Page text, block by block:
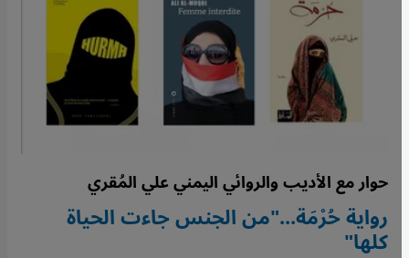
حوار مع الأديب والروائي اليمني علي المُقري
رواية حُرْمَة..."من الجنس جاءت الحياة
كلها"